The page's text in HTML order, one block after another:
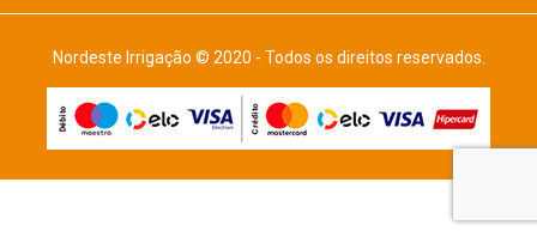
Nordeste Irrigação © 2020 - Todos os direitos reservados.